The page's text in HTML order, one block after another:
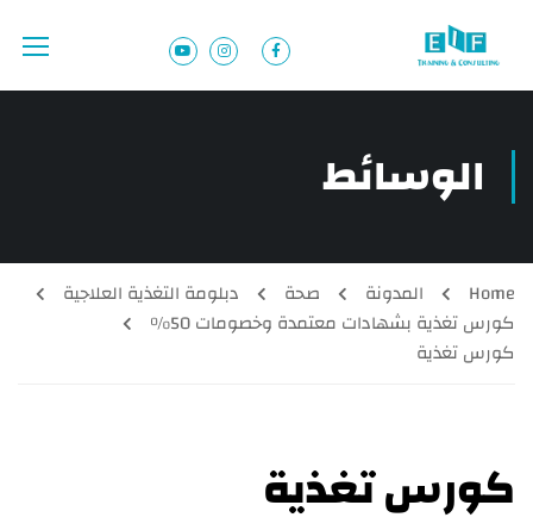
الوسائط
Home المدونة صحة
دبلومة التغذية العلاجية
كورس تغذية بشهادات معتمدة وخصومات 50%
كورس تغذية
كورس تغذية